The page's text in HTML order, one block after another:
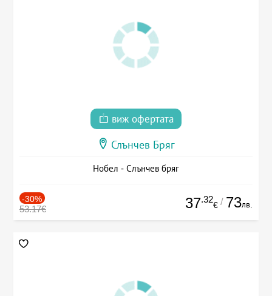
виж офертата
Слънчев Бряг
Нобел - Слънчев бряг
-30%
53.17€ 37.32
€ / 73лв.